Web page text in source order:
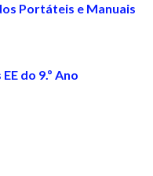
Portáteis e Manuais
do 9.º Ano